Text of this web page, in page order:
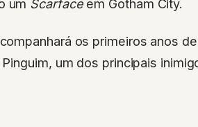
um Scarfaceem Gotham City.
os primeiros anos
um dos principais